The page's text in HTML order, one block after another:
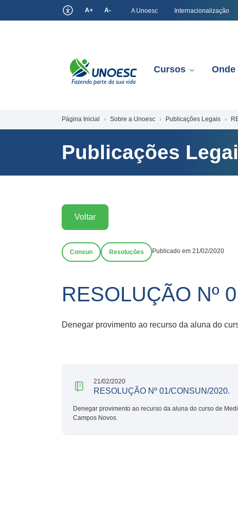
A+ A- A Unoesc Internacionalização
Cursos Onde
Página Inicial Sobre a Unoesc Publicações Legais
Publicações
Voltar
Consun Resoluções Publicado em 21/02/2020
RESOLUÇÃO Nº
Denegar provimento ao recurso da aluna do
21/02/2020
RESOLUÇÃO Nº 01/CONSUN/2020.
Denegar provimento ao recurso da aluna do curso de
Campos Novos.